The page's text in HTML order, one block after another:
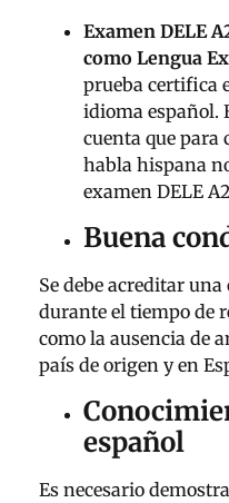
Examen DELE
como Lengua
prueba certifica
idioma español.
cuenta que para
habla hispana
examen DELE
Buena
Se debe acreditar
durante el tiempo de
como la ausencia de
país de origen y en
español
Es necesario